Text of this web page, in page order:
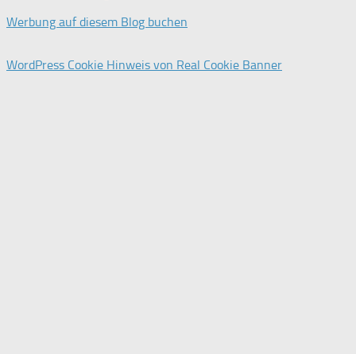
Werbung auf diesem Blog buchen
WordPress Cookie Hinweis von Real Cookie Banner